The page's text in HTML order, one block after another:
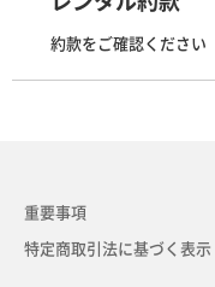
約款をご確認ください
重要事項
特定商取引法に基づく表示